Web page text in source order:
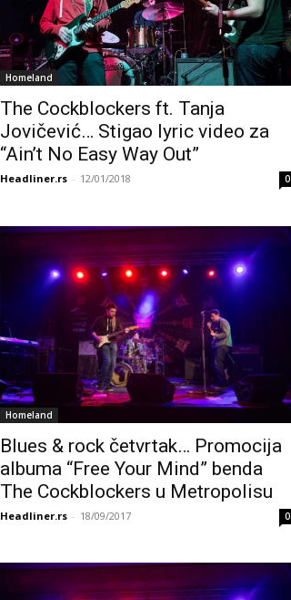
Homeland
The Cockblockers ft. Tanja
Jovičević… Stigao lyric video za
“Ain’t No Easy Way Out”
Headliner.rs - 12/01/2018 0
Homeland
Blues & rock četvrtak… Promocija
albuma “Free Your Mind” benda
The Cockblockers u Metropolisu
Headliner.rs - 18/09/2017 0